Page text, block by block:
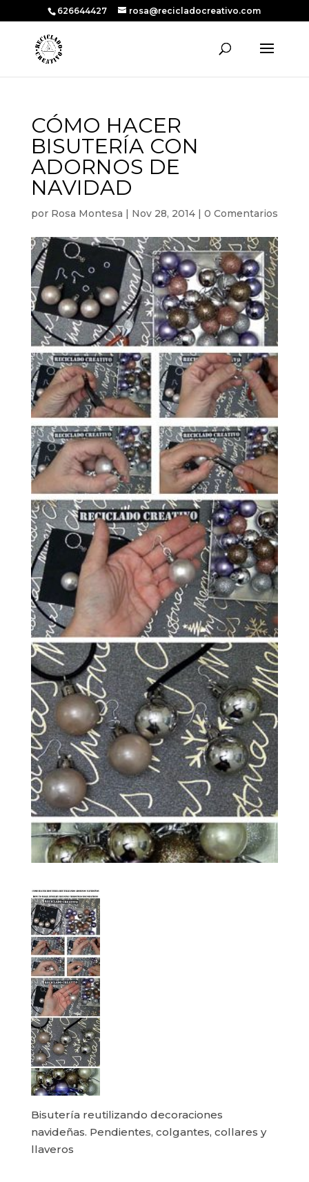
626644427 rosa@recicladocreativo.com
CÓMO HACER
BISUTERÍA CON
ADORNOS DE
NAVIDAD
por Rosa Montesa | Nov 28, 2014| 0 Comentarios
Bisutería reutilizando decoraciones
navideñas. Pendientes, colgantes, collares y
llaveros